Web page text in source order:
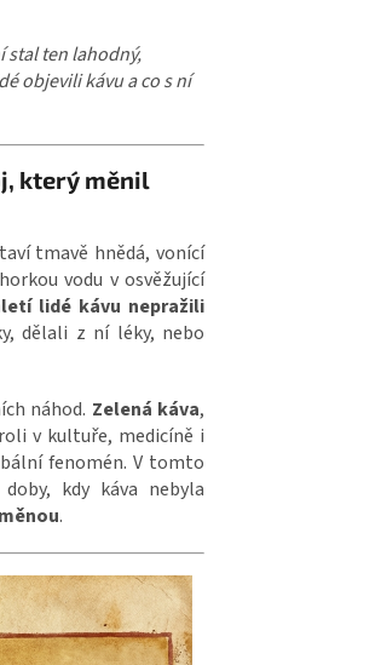
stal ten lahodný,
objevili kávu a co s ní
který měnil
tmavě hnědá, vonící
vodu v osvěžující
lidé kávu nepražili
dělali z ní léky, nebo
náhod. Zelená káva,
v kultuře, medicíně i
fenomén. V tomto
kdy káva nebyla
.